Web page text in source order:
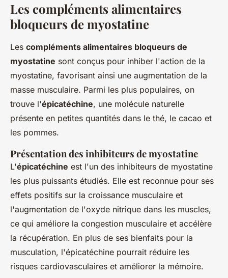
Les compléments alimentaires
bloqueurs de myostatine
Les compléments alimentaires bloqueurs de
myostatine sont conçus pour inhiber l'action de la
myostatine, favorisant ainsi une augmentation de la
masse musculaire. Parmi les plus populaires, on
trouve l'épicatéchine, une molécule naturelle
présente en petites quantités dans le thé, le cacao et
les pommes.
Présentation des inhibiteurs de myostatine
L'épicatéchine est l'un des inhibiteurs de myostatine
les plus puissants étudiés. Elle est reconnue pour ses
effets positifs sur la croissance musculaire et
l'augmentation de l'oxyde nitrique dans les muscles,
ce qui améliore la congestion musculaire et accélère
la récupération. En plus de ses bienfaits pour la
musculation, l'épicatéchine pourrait réduire les
risques cardiovasculaires et améliorer la mémoire.